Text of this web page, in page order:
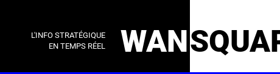
L'INFO STRATÉGIQUE
EN TEMPS RÉEL
WAN